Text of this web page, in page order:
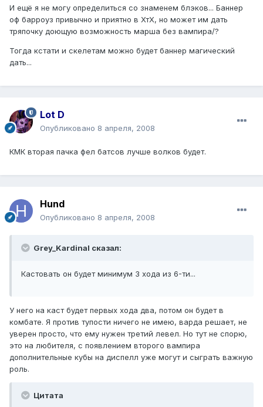
И ещё я не могу определиться со знаменем блэков... Баннер
оф барроуз привычно и приятно в ХтХ, но может им дать
тряпочку доющую возможность марша без вампира/?
Тогда кстати и скелетам можно будет баннер магический
дать...
Lot D
Опубликовано 8 апреля, 2008
КМК вторая пачка фел батсов лучше волков будет.
Hund
Опубликовано 8 апреля, 2008
Grey_Kardinal сказал:
Кастовать он будет минимум 3 хода из 6-ти...
У него на каст будет первых хода два, потом он будет в
комбате. Я против тупости ничего не имею, варда решает, не
уверен просто, что ему нужен третий левел. Но тут не спорю,
это на любителя, с появлением второго вампира
дополнительные кубы на диспелл уже могут и сыграть важную
роль.
Цитата